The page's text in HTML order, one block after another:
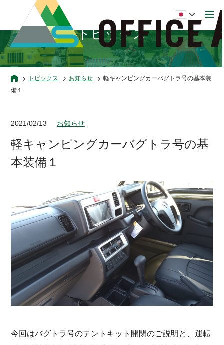
トピックス
トピックス お知らせ
軽キャンピングカーバグトラ号の基本装
備１
2021/02/13 お知らせ
軽キャンピングカーバグトラ号の基
本装備１
今回はバグトラ号のテントキット開閉のご説明と、運転